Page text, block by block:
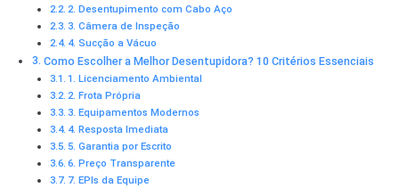
2. Desentupimento com Cabo Aço
3. Câmera de Inspeção
4. Sucção a Vácuo
Como Escolher a Melhor Desentupidora? 10 Critérios Essenciais
1. Licenciamento Ambiental
2. Frota Própria
3. Equipamentos Modernos
4. Resposta Imediata
5. Garantia por Escrito
6. Preço Transparente
7. EPIs da Equipe